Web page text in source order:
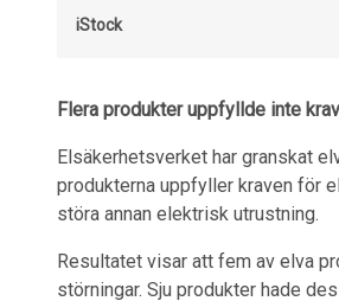
iStock
Flera produkter uppfyllde inte
Elsäkerhetsverket har granskat
produkterna uppfyller kraven för
störa annan elektrisk utrustning.
Resultatet visar att fem av elva
störningar. Sju produkter hade